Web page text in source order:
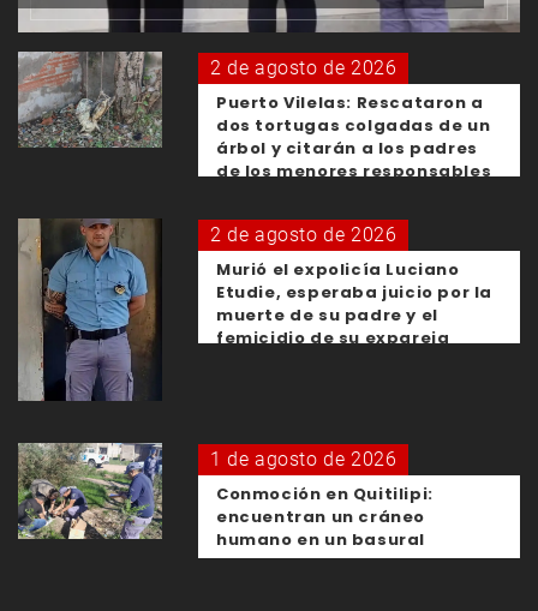
2 de agosto de 2026
Puerto Vilelas: Rescataron a
dos tortugas colgadas de un
árbol y citarán a los padres
de los menores responsables
2 de agosto de 2026
Murió el expolicía Luciano
Etudie, esperaba juicio por la
muerte de su padre y el
femicidio de su expareja
1 de agosto de 2026
Conmoción en Quitilipi:
encuentran un cráneo
humano en un basural